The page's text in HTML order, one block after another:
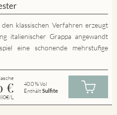
klassischen Verfahren erzeugt
italienischer Grappa angewandt
eine schonende mehrstufige
€
L
40.0 % Vol
EnthältSulfite